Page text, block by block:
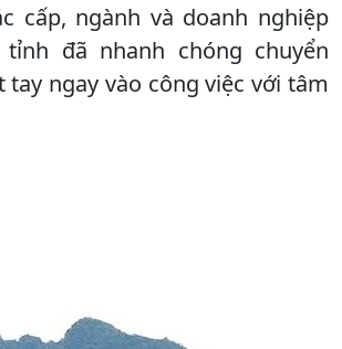
cấp, ngành và doanh nghiệp
đã nhanh chóng chuyển
ngay vào công việc với tâm